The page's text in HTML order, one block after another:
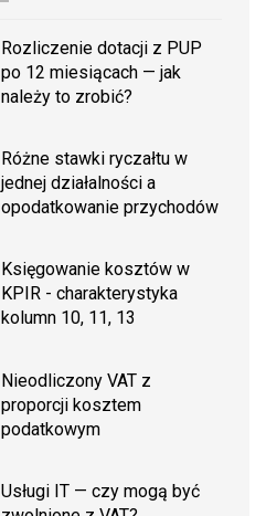
Rozliczenie dotacji z PUP
po 12 miesiącach — jak
należy to zrobić?
Różne stawki ryczałtu w
jednej działalności a
opodatkowanie przychodów
Księgowanie kosztów w
KPIR - charakterystyka
kolumn 10, 11, 13
Nieodliczony VAT z
proporcji kosztem
podatkowym
Usługi IT — czy mogą być